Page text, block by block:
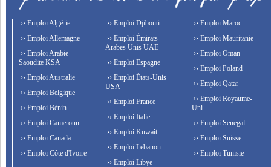
›› Emploi Algérie
›› Emploi Allemagne
›› Emploi Arabie
Saoudite KSA
›› Emploi Australie
›› Emploi Belgique
›› Emploi Bénin
›› Emploi Cameroun
›› Emploi Canada
›› Emploi Côte d'Ivoire
›› Emploi Djibouti
›› Emploi Émirats
Arabes Unis UAE
›› Emploi Espagne
›› Emploi États-Unis
USA
›› Emploi France
›› Emploi Italie
›› Emploi Kuwait
›› Emploi Lebanon
›› Emploi Libye
›› Emploi Maroc
›› Emploi Mauritanie
›› Emploi Oman
›› Emploi Poland
›› Emploi Qatar
›› Emploi Royaume-
Uni
›› Emploi Senegal
›› Emploi Suisse
›› Emploi Tunisie